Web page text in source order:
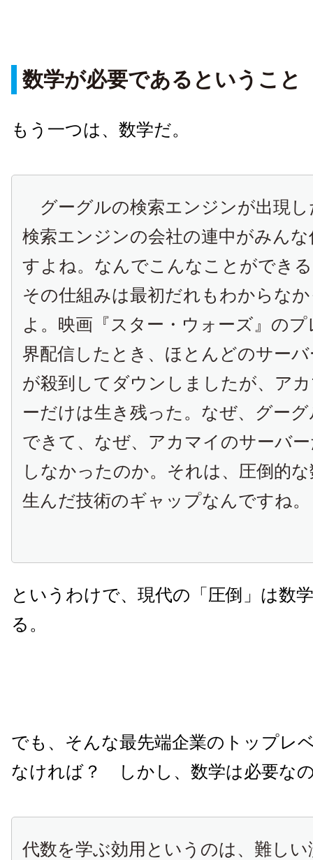
数学が必要であるということ
もう一つは、数学だ。
グーグルの検索エンジンが出現し
検索エンジンの会社の連中がみん
すよね。なんでこんなことができ
その仕組みは最初だれもわからな
よ。映画『スター・ウォーズ』の
界配信したとき、ほとんどのサー
が殺到してダウンしましたが、ア
ーだけは生き残った。なぜ、グー
できて、なぜ、アカマイのサーバ
しなかったのか。それは、圧倒的
生んだ技術のギャップなんですね。
というわけで、現代の「圧倒」は数
る。
でも、そんな最先端企業のトップレ
なければ？ しかし、数学は必要な
代数を学ぶ効用というのは、難し